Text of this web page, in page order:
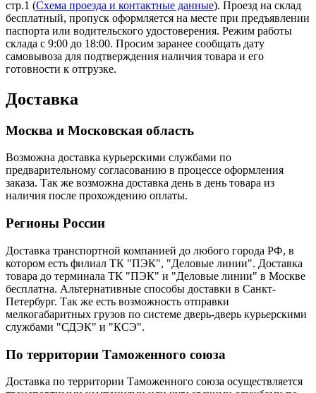
стр.1 (Схема проезда и контактные данные). Проезд на склад
бесплатный, пропуск оформляется на месте при предъявлении
паспорта или водительского удостоверения. Режим работы
склада с 9:00 до 18:00. Просим заранее сообщать дату
самовывоза для подтверждения наличия товара и его
готовности к отгрузке.
Доставка
Москва и Московская область
Возможна доставка курьерскими службами по
предварительному согласованию в процессе оформления
заказа. Так же возможна доставка день в день товара из
наличия после прохождению оплаты.
Регионы России
Доставка транспортной компанией до любого города РФ, в
котором есть филиал ТК "ПЭК", "Деловые линии". Доставка
товара до терминала ТК "ПЭК" и "Деловые линии" в Москве
бесплатна. Альтернативные способы доставки в Санкт-
Петербург. Так же есть возможность отправки
мелкогабаритных грузов по системе дверь-дверь курьерскими
службами "СДЭК" и "КСЭ".
По территории Таможенного союза
Доставка по территории Таможенного союза осуществляется